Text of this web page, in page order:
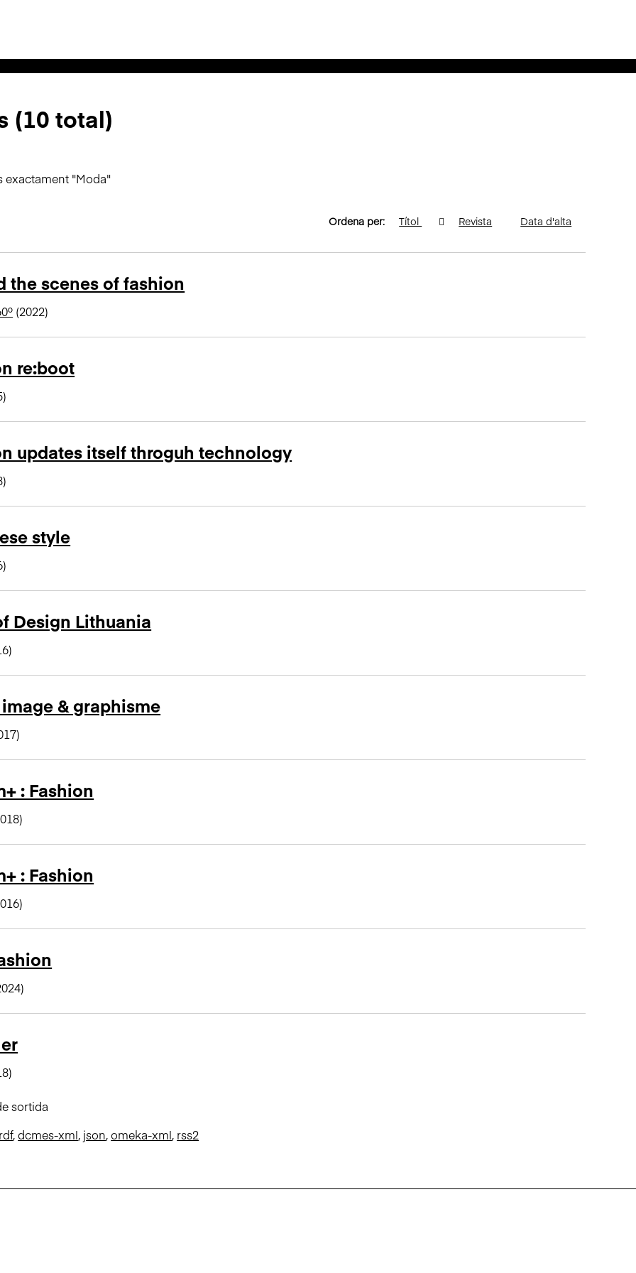
(10 total)
exactament "Moda"
Ordena per: Títol Revista Data d'alta
the scenes of fashion
(2022)
re:boot
updates itself throguh technology
style
Design Lithuania
& graphisme
: Fashion
: Fashion
sortida
,dcmes-xml, json,omeka-xml, rss2